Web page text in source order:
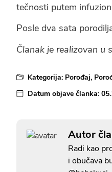
tečnosti putem
Posle dva sata
Članak je realizovan u
Kategorija: Porođaj,
Datum objave članka:
Autor
Radi kao
i obučava